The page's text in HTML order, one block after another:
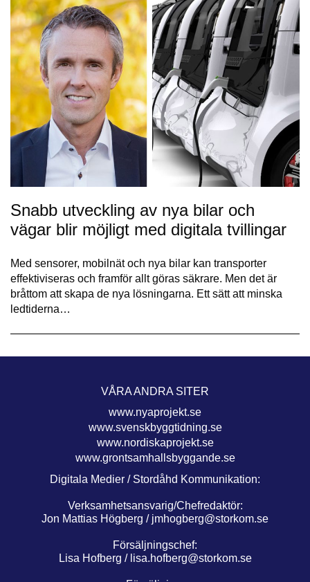
Snabb utveckling av nya bilar och
vägar blir möjligt med digitala tvillingar
Med sensorer, mobilnät och nya bilar kan transporter
effektiviseras och framför allt göras säkrare. Men det är
bråttom att skapa de nya lösningarna. Ett sätt att minska
ledtiderna…
VÅRA ANDRA SITER
www.nyaprojekt.se
www.svenskbyggtidning.se
www.nordiskaprojekt.se
www.grontsamhallsbyggande.se
Digitala Medier / Stordåhd Kommunikation:
Verksamhetsansvarig/Chefredaktör:
Jon Mattias Högberg / jmhogberg@storkom.se
Försäljningschef:
Lisa Hofberg / lisa.hofberg@storkom.se